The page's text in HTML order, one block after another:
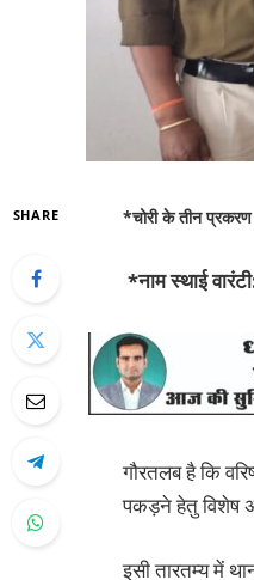
SHARE *चोरी के तीन प्रकरण
*नाम स्थाई
गौरतलब है कि
पकड़ने हेतु विशेष
इसी तारतम्य में